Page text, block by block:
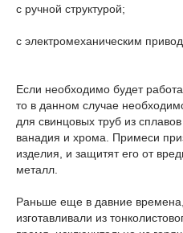
с ручной структурой;
с электромеханическим
Если необходимо будет
то в данном случае
для свинцовых труб из
ванадия и хрома. Примеси
изделия, и защитят его от
металл.
Раньше еще в давние
изготавливали из